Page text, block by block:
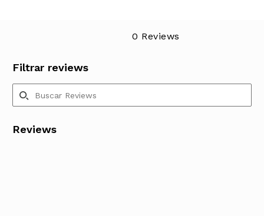
Filtrar reviews
0 Reviews
Reviews